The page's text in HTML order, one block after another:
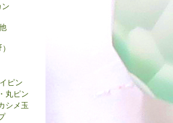
ピン
丸ピン
シメ玉